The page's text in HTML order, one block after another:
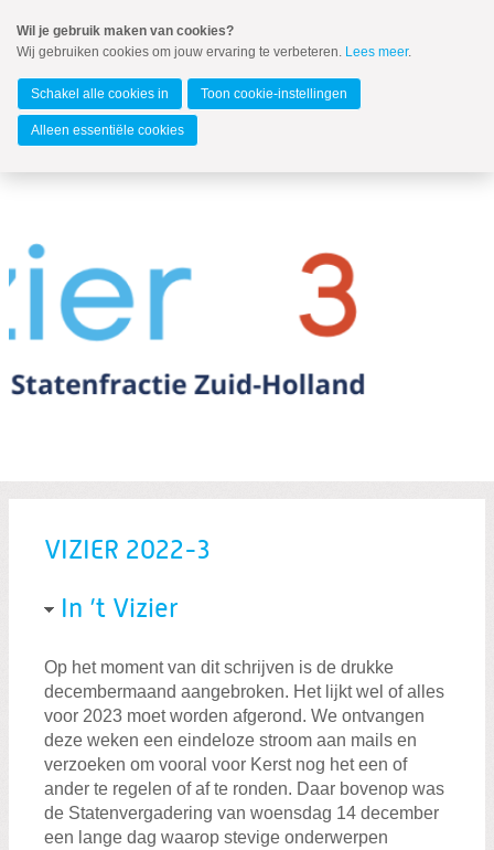
naar
Spring
de
inhoud
Spring
naar
Zuid-Holland
MENU
Nieuws
VIZIER 2022-3
Landelijk nieuws ChristenUnie
VIZIER 2022-3
In ’t Vizier
Op het moment van dit schrijven is de drukke
decembermaand aangebroken. Het lijkt wel of alles
voor 2023 moet worden afgerond. We ontvangen
deze weken een eindeloze stroom aan mails en
verzoeken om vooral voor Kerst nog het een of
ander te regelen of af te ronden. Daar bovenop was
de Statenvergadering van woensdag 14 december
een lange dag waarop stevige onderwerpen
Wil je gebruik maken van cookies?
Wij gebruiken cookies om jouw ervaring te verbeteren. Lees meer.
Schakel alle cookies in Toon cookie-instellingen
Alleen essentiële cookies